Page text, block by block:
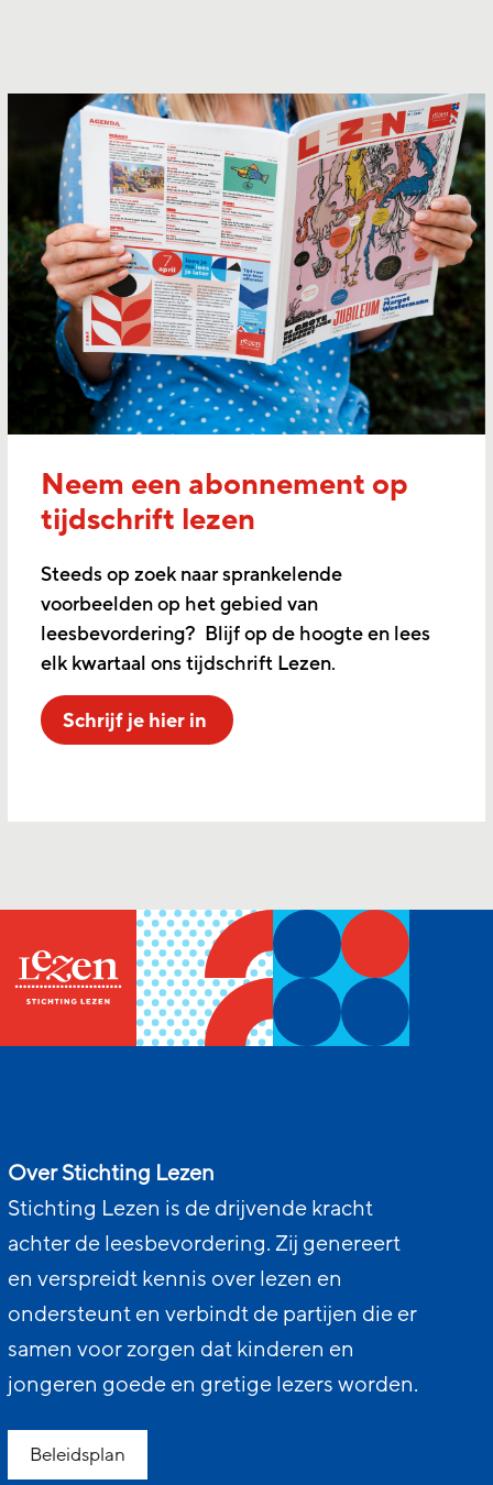
Neem een abonnement op
tijdschrift lezen
Steeds op zoek naar sprankelende
voorbeelden op het gebied van
leesbevordering? Blijf op de hoogte en lees
elk kwartaal ons tijdschrift Lezen.
Schrijf je hier in
Over Stichting Lezen
Stichting Lezen is de drijvende kracht
achter de leesbevordering. Zij genereert
en verspreidt kennis over lezen en
ondersteunt en verbindt de partijen die er
samen voor zorgen dat kinderen en
jongeren goede en gretige lezers worden.
Beleidsplan